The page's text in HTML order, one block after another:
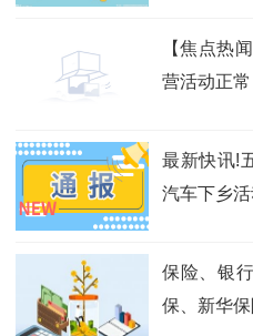
【焦点热
营活动正
最新快讯!
汽车下乡活
保险、银
保、新华